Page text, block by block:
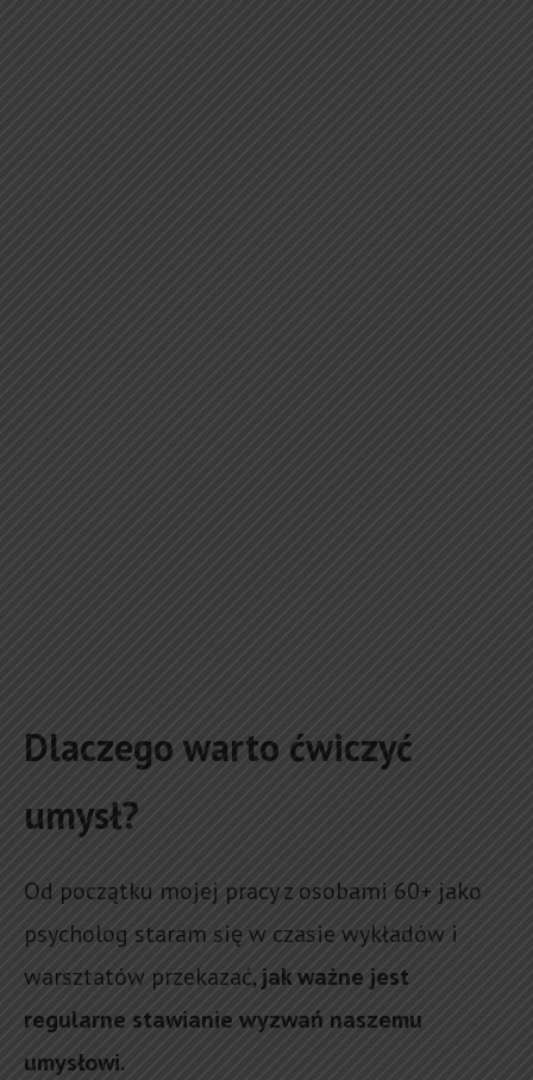
Dlaczego warto ćwiczyć
umysł?
Od początku mojej pracy z osobami 60+ jako
psycholog staram się w czasie wykładów i
warsztatów przekazać,jak ważne jest
regularne stawianie wyzwań naszemu
umysłowi.